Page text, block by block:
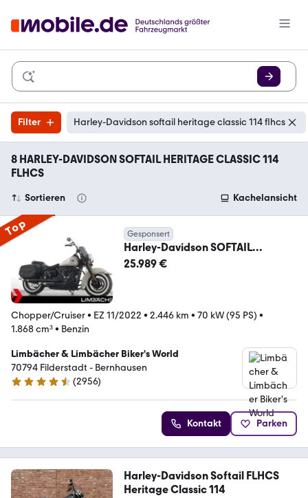
Filter Harley-Davidson softail heritage classic 114 flhcs
8 HARLEY-DAVIDSON SOFTAIL HERITAGE CLASSIC 114
FLHCS
Sortieren Kachelansicht
Top Gesponsert
Harley-Davidson SOFTAIL
HERITAGE CLASSIC 114 FLHCS,
25.989 €
Chopper/Cruiser• EZ 11/2022 • 2.446 km • 70 kW (95 PS) •
1.868 cm³• Benzin
Limbächer & Limbächer Biker's World
70794 Filderstadt - Bernhausen
4.7 Sterne
(2956)
Kontakt Parken
Harley-Davidson Softail FLHCS
Heritage Classic 114